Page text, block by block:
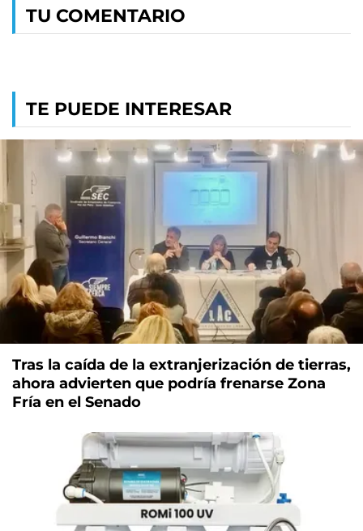
TU COMENTARIO
TE PUEDE INTERESAR
Tras la caída de la extranjerización de tierras,
ahora advierten que podría frenarse Zona
Fría en el Senado